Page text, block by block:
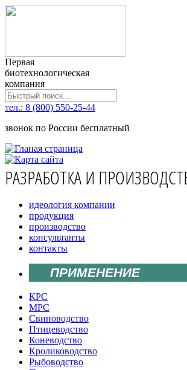
Первая
биотехнологическая
компания
тел.: 8 (800) 550-25-44
звонок по России бесплатный
РАЗРАБОТКА И
идеология компании
продукция
производство
консультанты
контакты
ПРИМЕНЕНИЕ
КРС
МРС
Свиноводство
Птицеводство
Коневодство
Кролиководство
Рыбоводство